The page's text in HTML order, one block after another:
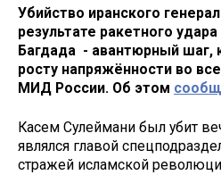
Убийство иранского
результате ракетного
Багдада - авантюрный шаг,
росту напряжённости во
МИД России. Об этом
Касем Сулеймани был убит
являлся главой
стражей исламской